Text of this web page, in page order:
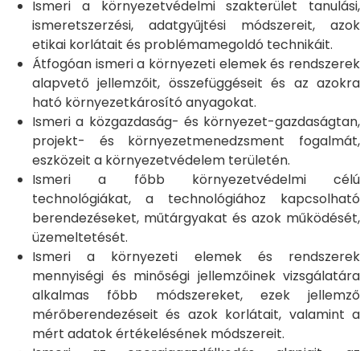
Ismeri a környezetvédelmi szakterület tanulási,
ismeretszerzési, adatgyűjtési módszereit, azok
etikai korlátait és problémamegoldó technikáit.
Átfogóan ismeri a környezeti elemek és rendszerek
alapvető jellemzőit, összefüggéseit és az azokra
ható környezetkárosító anyagokat.
Ismeri a közgazdaság- és környezet-gazdaságtan,
projekt- és környezetmenedzsment fogalmát,
eszközeit a környezetvédelem területén.
Ismeri a főbb környezetvédelmi célú
technológiákat, a technológiához kapcsolható
berendezéseket, műtárgyakat és azok működését,
üzemeltetését.
Ismeri a környezeti elemek és rendszerek
mennyiségi és minőségi jellemzőinek vizsgálatára
alkalmas főbb módszereket, ezek jellemző
mérőberendezéseit és azok korlátait, valamint a
mért adatok értékelésének módszereit.